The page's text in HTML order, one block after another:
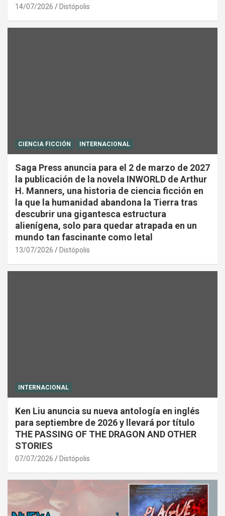
14/07/2026 Distópolis
CIENCIA FICCIÓN INTERNACIONAL
Saga Press anuncia para el 2 de marzo de 2027
la publicación de la novela INWORLD de Arthur
H. Manners, una historia de ciencia ficción en
la que la humanidad abandona la Tierra tras
descubrir una gigantesca estructura
alienígena, solo para quedar atrapada en un
mundo tan fascinante como letal
13/07/2026 Distópolis
INTERNACIONAL
Ken Liu anuncia su nueva antología en inglés
para septiembre de 2026 y llevará por título
THE PASSING OF THE DRAGON AND OTHER
STORIES
07/07/2026 Distópolis